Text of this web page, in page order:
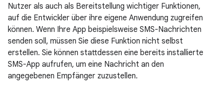
Nutzer als auch als Bereitstellung wichtiger Funktionen,
auf die Entwickler über ihre eigene Anwendung zugreifen
können. Wenn Ihre App beispielsweise SMS-Nachrichten
senden soll, müssen Sie diese Funktion nicht selbst
erstellen. Sie können stattdessen eine bereits installierte
SMS-App aufrufen, um eine Nachricht an den
angegebenen Empfänger zuzustellen.